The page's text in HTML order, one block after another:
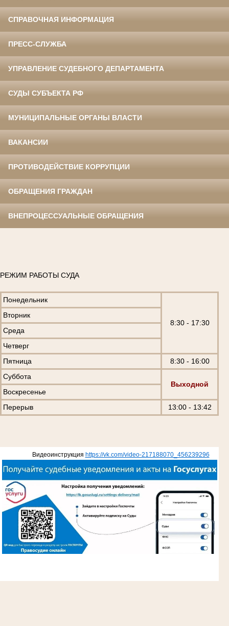
СПРАВОЧНАЯ ИНФОРМАЦИЯ
ПРЕСС-СЛУЖБА
УПРАВЛЕНИЕ СУДЕБНОГО ДЕПАРТАМЕНТА
СУДЫ СУБЪЕКТА РФ
МУНИЦИПАЛЬНЫЕ ОРГАНЫ ВЛАСТИ
ВАКАНСИИ
ПРОТИВОДЕЙСТВИЕ КОРРУПЦИИ
ОБРАЩЕНИЯ ГРАЖДАН
ВНЕПРОЦЕССУАЛЬНЫЕ ОБРАЩЕНИЯ
РЕЖИМ РАБОТЫ СУДА
Понедельник
8:30 - 17:30
Вторник
Среда
Четверг
Пятница
8:30 - 16:00
Суббота
Выходной
Воскресенье
Перерыв
13:00 - 13:42
Видеоинструкция https://vk.com/video-217188070_456239296